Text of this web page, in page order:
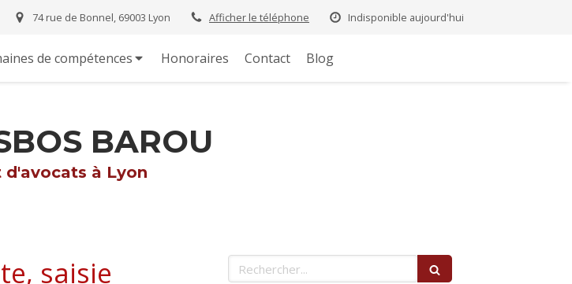
Indisponible aujourd'hui
Afficher le téléphone
74 rue de Bonnel, 69003 Lyon
de compétences Honoraires Contact Blog
BAROU
d'avocats à Lyon
saisie
Rechercher